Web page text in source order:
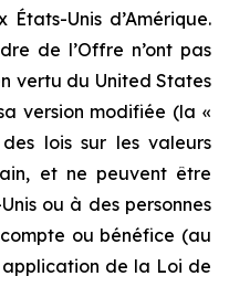
Unis d’Amérique.
de l’Offre n’ont pas
vertu du United States
version modifiée (la «
lois sur les valeurs
et ne peuvent être
ou à des personnes
ou bénéfice (au
application de la Loi de